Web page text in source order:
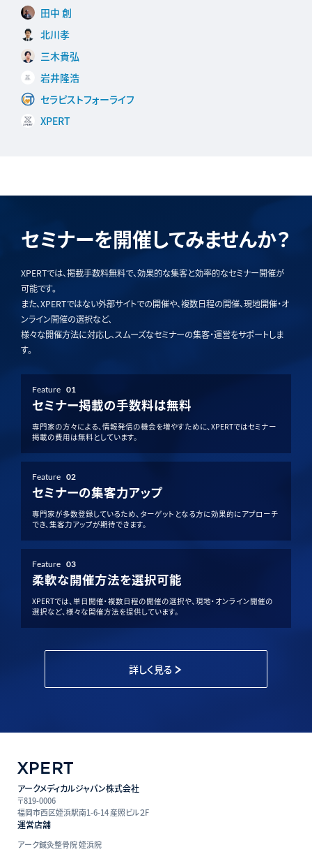
田中 創
北川孝
三木貴弘
岩井隆浩
セラピストフォーライフ
XPERT
セミナーを開催してみませんか？
XPERTでは、掲載手数料無料で、効果的な集客と効率的なセミナー開催が
可能です。
また、XPERTではない外部サイトでの開催や、複数日程の開催、現地開催・オ
ンライン開催の選択など、
様々な開催方法に対応し、スムーズなセミナーの集客・運営をサポートしま
す。
Feature 01
セミナー掲載の手数料は無料
専門家の方々による、情報発信の機会を増やすために、XPERTではセミナー
掲載の費用は無料としています。
Feature 02
セミナーの集客力アップ
専門家が多数登録しているため、ターゲットとなる方に効果的にアプローチ
でき、集客力アップが期待できます。
Feature 03
柔軟な開催方法を選択可能
XPERTでは、単日開催・複数日程の開催の選択や、現地・オンライン開催の
選択など、様々な開催方法を提供しています。
詳しく見る
アークメディカルジャパン株式会社
〒819-0006
福岡市西区姪浜駅南1-6-14 産照ビル２F
運営店舗
アーク鍼灸整骨院 姪浜院